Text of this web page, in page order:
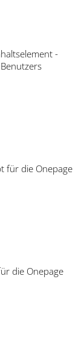
-
für die Onepage
die Onepage